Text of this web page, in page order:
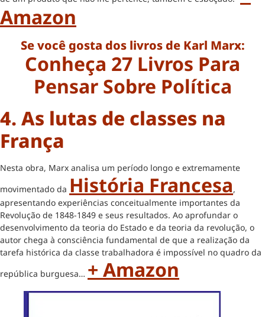
Amazon
Se você gosta dos livros de Karl Marx:
Conheça 27 Livros Para
Pensar Sobre Política
4. As lutas de classes na
França
Nesta obra, Marx analisa um período longo e extremamente
movimentado da História Francesa,
apresentando experiências conceitualmente importantes da
Revolução de 1848-1849 e seus resultados. Ao aprofundar o
desenvolvimento da teoria do Estado e da teoria da revolução, o
autor chega à consciência fundamental de que a realização da
tarefa histórica da classe trabalhadora é impossível no quadro da
república burguesa… + Amazon